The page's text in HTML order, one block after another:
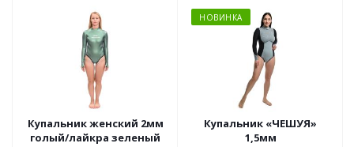
Купальник женский 2мм
голый/лайкра зеленый
НОВИНКА
Купальник «ЧЕШУЯ»
1,5мм